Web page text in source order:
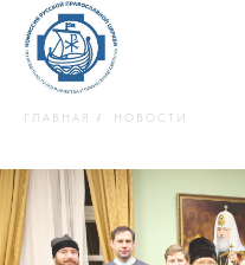
ГЛАВНАЯ / НОВОСТИ